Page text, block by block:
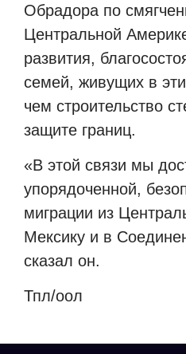
Обрадора по
Центральной
развития,
семей, живущих в
чем строительство
защите границ.
«В этой связи мы
упорядоченной,
миграции из
Мексику и в
сказал он.
Тпл/оол